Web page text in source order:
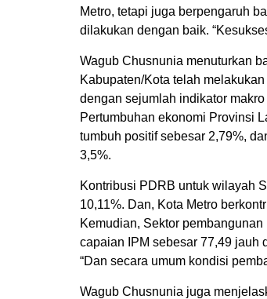
Metro, tetapi juga berpengaruh
dilakukan dengan baik.
Wagub Chusnunia menuturkan
Kabupaten/Kota telah
dengan sejumlah indikator
Pertumbuhan ekonomi Provinsi
tumbuh positif sebesar 2,79%,
3,5%.
Kontribusi PDRB untuk wilayah
10,11%. Dan, Kota Metro
Kemudian, Sektor
capaian IPM sebesar 77,49 jauh
“Dan secara umum kondisi
Wagub Chusnunia juga